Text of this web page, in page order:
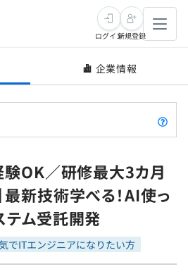
ログイン新規登録
企業情報
験OK／研修最大3カ月
新技術学べる！AI使っ
テム受託開発
でITエンジニアになりたい方